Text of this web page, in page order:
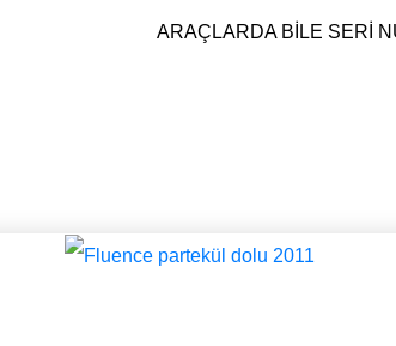
ARAÇLARDA BİLE SERİ